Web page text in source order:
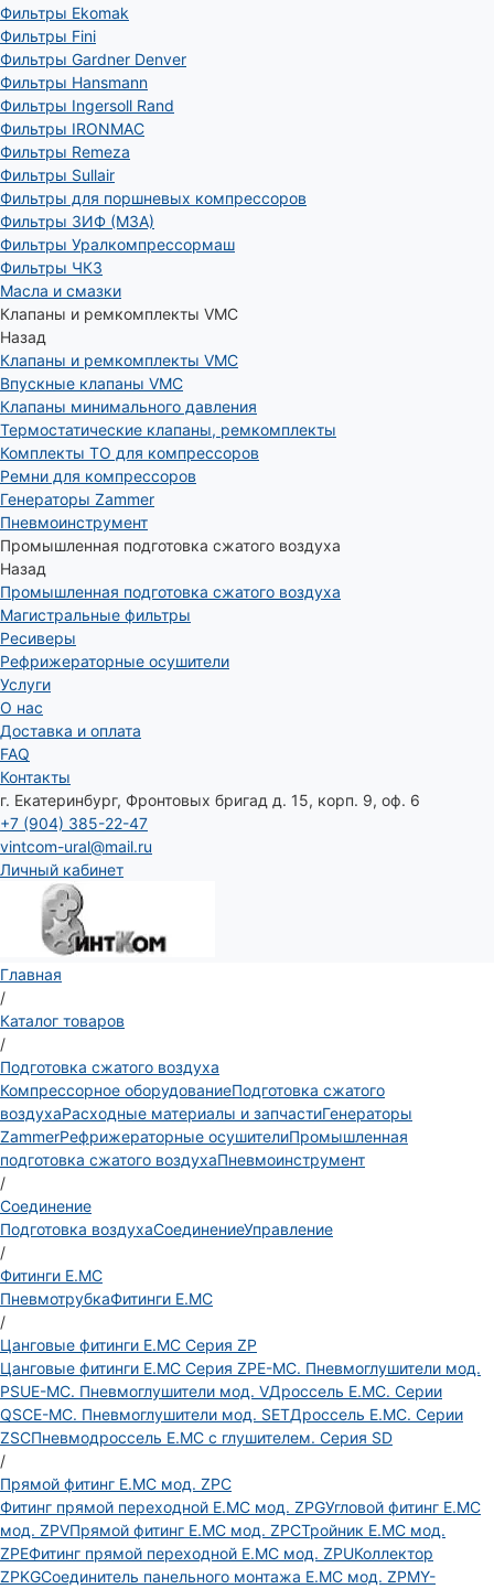
Фильтры Ekomak
Фильтры Fini
Фильтры Gardner Denver
Фильтры Hansmann
Фильтры Ingersoll Rand
Фильтры IRONMAC
Фильтры Remeza
Фильтры Sullair
Фильтры для поршневых компрессоров
Фильтры ЗИФ (МЗА)
Фильтры Уралкомпрессормаш
Фильтры ЧКЗ
Масла и смазки
Клапаны и ремкомплекты VMC
Назад
Клапаны и ремкомплекты VMC
Впускные клапаны VMC
Клапаны минимального давления
Термостатические клапаны, ремкомплекты
Комплекты ТО для компрессоров
Ремни для компрессоров
Генераторы Zammer
Пневмоинструмент
Промышленная подготовка сжатого воздуха
Назад
Промышленная подготовка сжатого воздуха
Магистральные фильтры
Ресиверы
Рефрижераторные осушители
Услуги
О нас
Доставка и оплата
FAQ
Контакты
г. Екатеринбург, Фронтовых бригад д. 15, корп. 9, оф. 6
+7 (904) 385-22-47
vintcom-ural@mail.ru
Личный кабинет
Главная
/
Каталог товаров
/
Подготовка сжатого воздуха
Компрессорное оборудованиеПодготовка сжатого
воздухаРасходные материалы и запчастиГенераторы
ZammerРефрижераторные осушителиПромышленная
подготовка сжатого воздухаПневмоинструмент
/
Соединение
Подготовка воздухаСоединениеУправление
/
Фитинги E.MC
ПневмотрубкаФитинги E.MC
/
Цанговые фитинги E.MC Серия ZP
Цанговые фитинги E.MC Серия ZPE-MC. Пневмоглушители мод.
PSUE-MC. Пневмоглушители мод. VДроссель E.MC. Серии
QSCE-MC. Пневмоглушители мод. SETДроссель E.MC. Серии
ZSCПневмодроссель E.MC с глушителем. Серия SD
/
Прямой фитинг E.MC мод. ZPC
Фитинг прямой переходной E.MC мод. ZPGУгловой фитинг E.MC
мод. ZPVПрямой фитинг E.MC мод. ZPCТройник E.MC мод.
ZPEФитинг прямой переходной E.MC мод. ZPUКоллектор
ZPKGСоединитель панельного монтажа E.MC мод. ZPMY-